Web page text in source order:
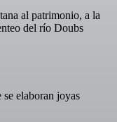
al patrimonio, a la
del río Doubs
se elaboran joyas